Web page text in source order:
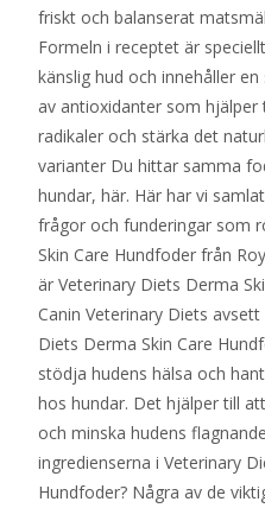
friskt och balanserat
Formeln i receptet är
känslig hud och innehåller
av antioxidanter som
radikaler och stärka det
varianter Du hittar samma
hundar, här. Här har vi
frågor och funderingar som
Skin Care Hundfoder från
är Veterinary Diets Derma
Canin Veterinary Diets
Diets Derma Skin Care
stödja hudens hälsa och
hos hundar. Det hjälper till
och minska hudens
ingredienserna i Veterinary
Hundfoder? Några av de